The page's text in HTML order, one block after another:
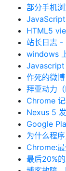
部分手机
JavaScript
HTML5
站长日志 -
windows
Javascript
作死的微博
拜亚动力
Chrome
Nexus 5
Google
为什么程
Chrome:
最后20%